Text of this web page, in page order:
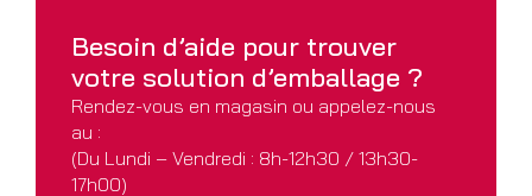
Besoin d’aide pour trouver
votre solution d’emballage ?
Rendez-vous en magasin ou appelez-nous
au :
(Du Lundi – Vendredi : 8h-12h30 / 13h30-
17h00)